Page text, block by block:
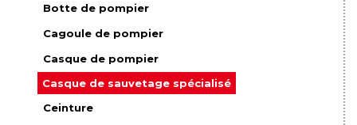
Botte de pompier
Cagoule de pompier
Casque de pompier
Casque de sauvetage spécialisé
Ceinture